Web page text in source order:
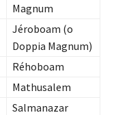
Magnum
Jéroboam (o
Doppia Magnum)
Réhoboam
Mathusalem
Salmanazar